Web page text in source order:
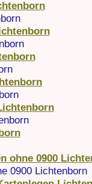
ohne 0900
0900 Lichtenborn